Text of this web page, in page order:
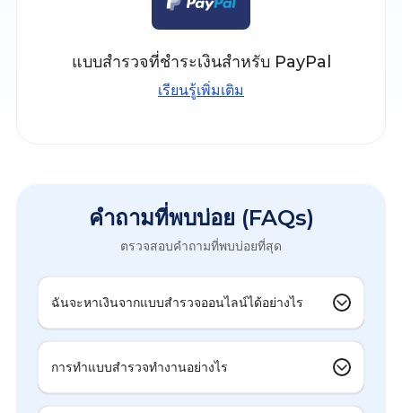
แบบสำรวจที่ชำระเงินสำหรับ PayPal
เรียนรู้เพิ่มเติม
คำถามที่พบบ่อย (FAQs)
ตรวจสอบคำถามที่พบบ่อยที่สุด
ฉันจะหาเงินจากแบบสำรวจออนไลน์ได้อย่างไร
การทำแบบสำรวจทำงานอย่างไร